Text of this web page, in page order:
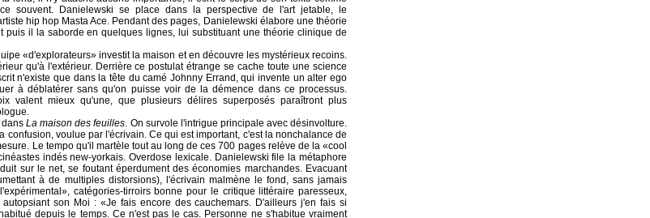
souvent. Danielewski se place dans la perspective de l'art jetable, le
hip hop Masta Ace. Pendant des pages, Danielewski élabore une théorie
puis il la saborde en quelques lignes, lui substituant une théorie clinique de
«d'explorateurs» investit la maison et en découvre les mystérieux recoins.
qu'à l'extérieur. Derrière ce postulat étrange se cache toute une science
n'existe que dans la tête du camé Johnny Errand, qui invente un alter ego
à déblatérer sans qu'on puisse voir de la démence dans ce processus.
valent mieux qu'une, que plusieurs délires superposés paraîtront plus
dansLa maison des feuilles. On survole l'intrigue principale avec désinvolture.
confusion, voulue par l'écrivain. Ce qui est important, c'est la nonchalance de
Le tempo qu'il martèle tout au long de ces 700 pages relève de la «cool
indés new-yorkais. Overdose lexicale. Danielewski file la métaphore
sur le net, se foutant éperdument des économies marchandes. Evacuant
à de multiples distorsions), l'écrivain malmène le fond, sans jamais
catégories-tirroirs bonne pour le critique littéraire paresseux,
son Moi : «Je fais encore des cauchemars. D'ailleurs j'en fais si
depuis le temps. Ce n'est pas le cas. Personne ne s'habitue vraiment